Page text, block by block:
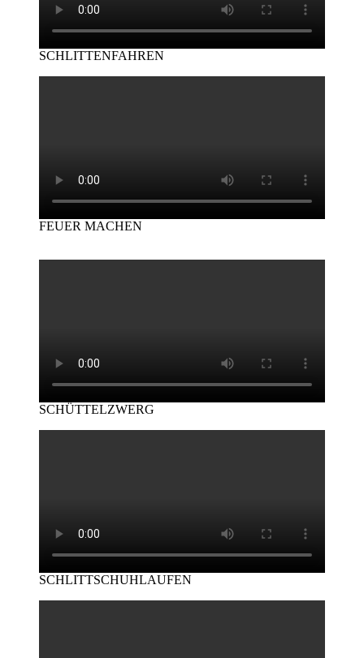
SCHLITTENFAHREN
FEUER MACHEN
SCHÜTTELZWERG
SCHLITTSCHUHLAUFEN